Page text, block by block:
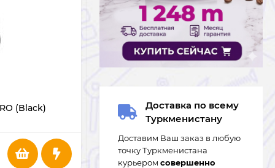
(Black) Мышь RAPOO M100 Silent (Dark Gray)
145m
Доставка по всему
Туркменистану
Доставим Ваш заказ в любую
точку Туркменистана
курьером совершенно